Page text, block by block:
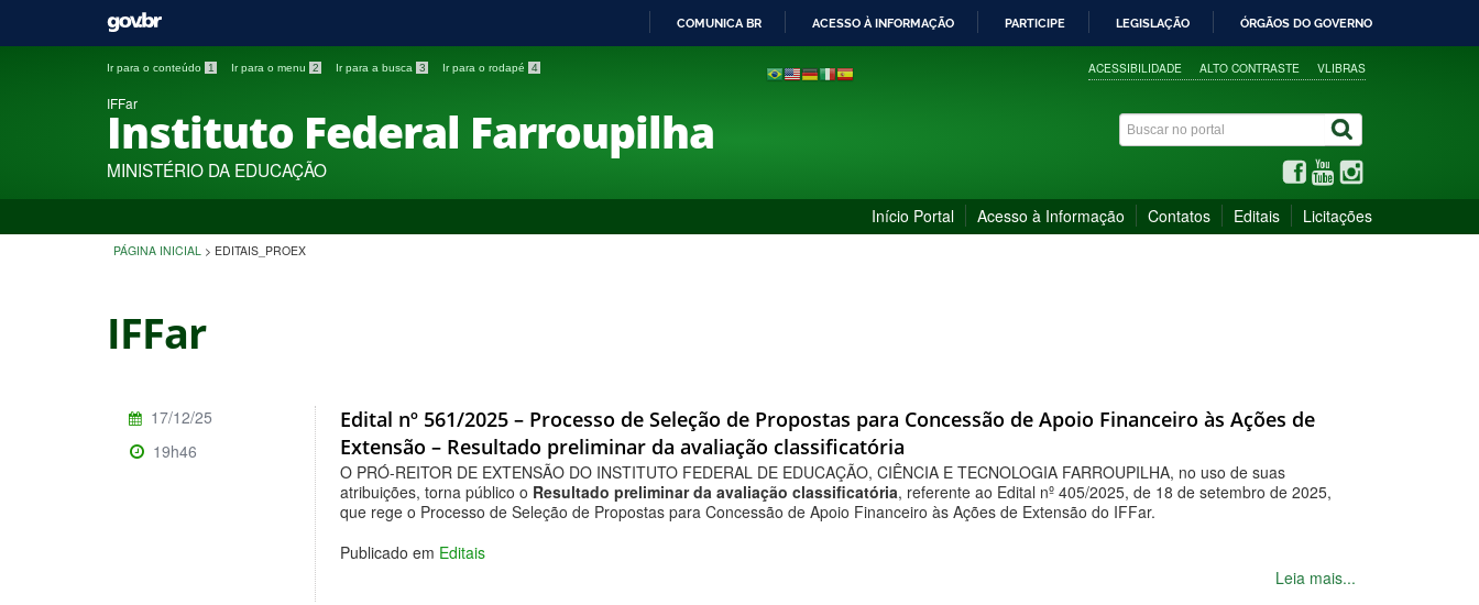
PARA
COMUNICA BR ACESSO À INFORMAÇÃO PARTICIPE LEGISLAÇÃO ÓRGÃOS DO GOVERNO
Ir para o conteúdo 1 Ir para o menu 2 Ir para a busca 3 Ir para o rodapé 4 ACESSIBILIDADE ALTO CONTRASTE VLIBRAS
IFFar
Instituto Federal Farroupilha
MINISTÉRIO DA EDUCAÇÃO
Início Portal Acesso à Informação Contatos Editais Licitações
PÁGINA INICIAL > EDITAIS_PROEX
IFFar
Edital nº 561/2025 – Processo de Seleção de Propostas para Concessão de Apoio Financeiro às Ações de
Extensão – Resultado preliminar da avaliação classificatória
O PRÓ-REITOR DE EXTENSÃO DO INSTITUTO FEDERAL DE EDUCAÇÃO, CIÊNCIA E TECNOLOGIA FARROUPILHA, no uso de suas
atribuições, torna público o Resultado preliminar da avaliação classificatória, referente ao Edital nº 405/2025, de 18 de setembro de 2025,
que rege o Processo de Seleção de Propostas para Concessão de Apoio Financeiro às Ações de Extensão do IFFar.
Publicado em Editais
Leia mais...
17/12/25
19h46